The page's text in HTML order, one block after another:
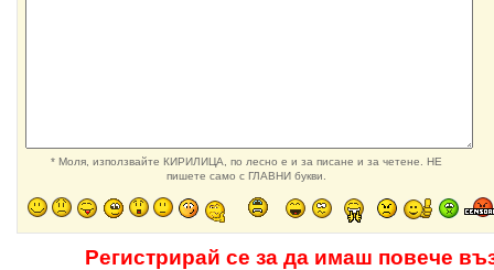
* Моля, използвайте КИРИЛИЦА, по лесно е и за писане и за четене. НЕ
пишете само с ГЛАВНИ букви.
Регистрирай се за да имаш повече